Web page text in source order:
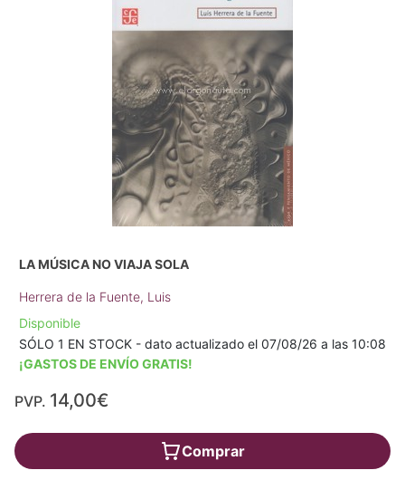
LA MÚSICA NO VIAJA SOLA
Herrera de la Fuente, Luis
Disponible
SÓLO 1 EN STOCK - dato actualizado el 07/08/26 a las 10:08
¡GASTOS DE ENVÍO GRATIS!
PVP. 14,00€
Comprar